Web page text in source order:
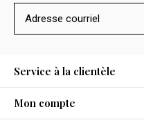
Service à la clientèle
Mon compte